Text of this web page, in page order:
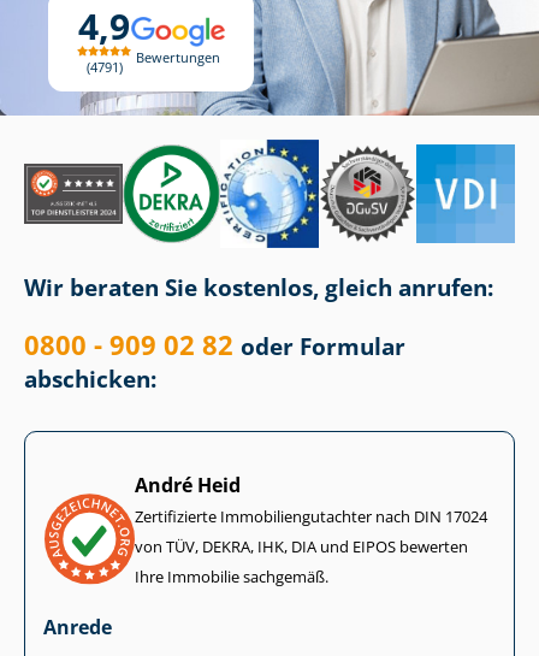
4,9
4791
Bewertungen
Wir beraten Sie kostenlos, gleich anrufen:
0800 - 909 02 82 oder Formular
abschicken:
André Heid
Zertifizierte Im­mo­bi­li­en­gut­ach­ter nach DIN 17024
von TÜV, DEKRA, IHK, DIA und EIPOS bewerten
Ihre Immobilie sachgemäß.
Anrede